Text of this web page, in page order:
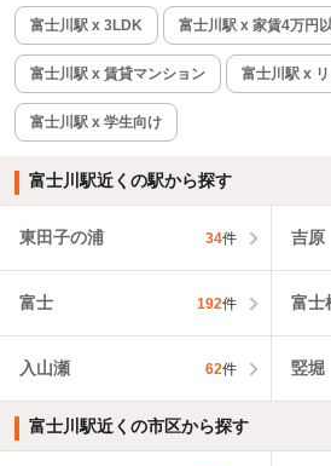
富士川駅 x 3LDK 富士川駅 x 家賃4万円
富士川駅 x 賃貸マンション 富士川駅 x
富士川駅 x 学生向け
富士川駅近くの駅から探す
東田子の浦 34件 吉原
富士 192件 富士
入山瀬 62件 竪堀
富士川駅近くの市区から探す